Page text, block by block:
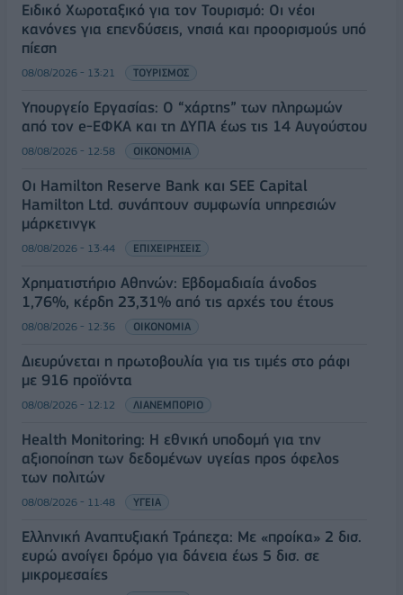
Ειδικό Χωροταξικό για τον Τουρισμό: Οι νέοι
κανόνες για επενδύσεις, νησιά και προορισμούς υπό
πίεση
08/08/2026 - 13:21 ΤΟΥΡΙΣΜΟΣ
Υπουργείο Εργασίας: Ο “χάρτης” των πληρωμών
από τον e-ΕΦΚΑ και τη ΔΥΠΑ έως τις 14 Αυγούστου
08/08/2026 - 12:58 ΟΙΚΟΝΟΜΙΑ
Οι Hamilton Reserve Bank και SEE Capital
Hamilton Ltd. συνάπτουν συμφωνία υπηρεσιών
μάρκετινγκ
08/08/2026 - 13:44 ΕΠΙΧΕΙΡΗΣΕΙΣ
Χρηματιστήριο Αθηνών: Εβδομαδιαία άνοδος
1,76%, κέρδη 23,31% από τις αρχές του έτους
08/08/2026 - 12:36 ΟΙΚΟΝΟΜΙΑ
Διευρύνεται η πρωτοβουλία για τις τιμές στο ράφι
με 916 προϊόντα
08/08/2026 - 12:12 ΛΙΑΝΕΜΠΟΡΙΟ
Health Monitoring: Η εθνική υποδομή για την
αξιοποίηση των δεδομένων υγείας προς όφελος
των πολιτών
08/08/2026 - 11:48 ΥΓΕΙΑ
Ελληνική Αναπτυξιακή Τράπεζα: Με «προίκα» 2 δισ.
ευρώ ανοίγει δρόμο για δάνεια έως 5 δισ. σε
μικρομεσαίες